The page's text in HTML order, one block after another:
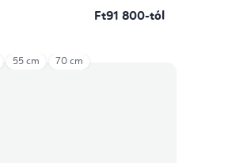
Ft91 800-tól
55 cm 70 cm